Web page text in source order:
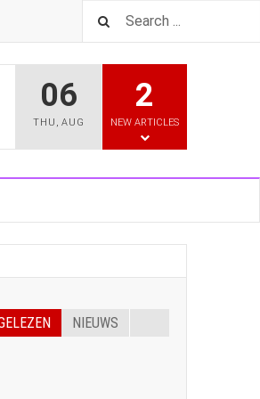
06
THU , AUG
2
NEW ARTICLES
NIEUWS